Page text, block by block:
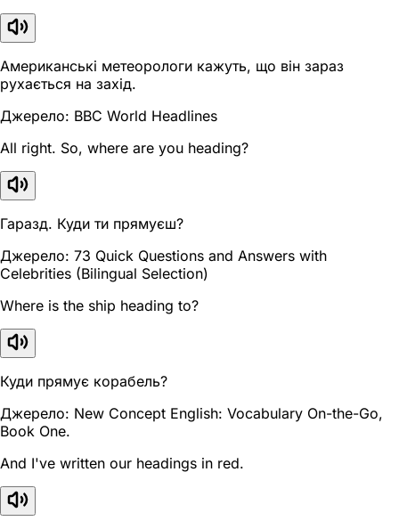
Американські метеорологи кажуть, що він зараз
рухається на захід.
Джерело: BBC World Headlines
All right. So, where are you heading?
Гаразд. Куди ти прямуєш?
Джерело: 73 Quick Questions and Answers with
Celebrities (Bilingual Selection)
Where is the ship heading to?
Куди прямує корабель?
Джерело: New Concept English: Vocabulary On-the-Go,
Book One.
And I've written our headings in red.